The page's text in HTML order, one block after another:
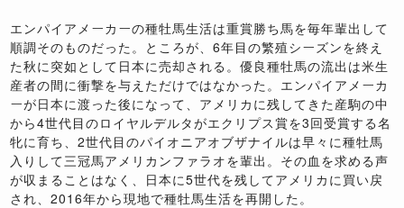
エンパイアメーカーの種牡馬生活は重賞勝ち馬を毎年輩出して
順調そのものだった。ところが、6年目の繁殖シーズンを終え
た秋に突如として日本に売却される。優良種牡馬の流出は米生
産者の間に衝撃を与えただけではなかった。エンパイアメーカ
ーが日本に渡った後になって、アメリカに残してきた産駒の中
から4世代目のロイヤルデルタがエクリプス賞を3回受賞する名
牝に育ち、2世代目のパイオニアオブザナイルは早々に種牡馬
入りして三冠馬アメリカンファラオを輩出。その血を求める声
が収まることはなく、日本に5世代を残してアメリカに買い戻
され、2016年から現地で種牡馬生活を再開した。